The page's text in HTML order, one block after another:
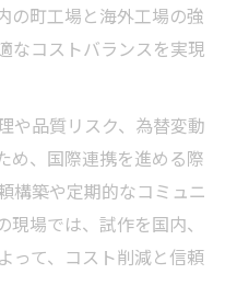
の町工場と海外工場の強
なコストバランスを実現
や品質リスク、為替変動
め、国際連携を進める際
構築や定期的なコミュニ
場では、試作を国内、
って、コスト削減と信頼